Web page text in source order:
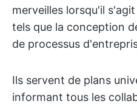
merveilles lorsqu'il
tels que la conception
de processus
Ils servent de plans
informant tous les